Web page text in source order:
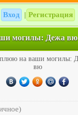
Вход Регистрация
могилы: Дежа вю